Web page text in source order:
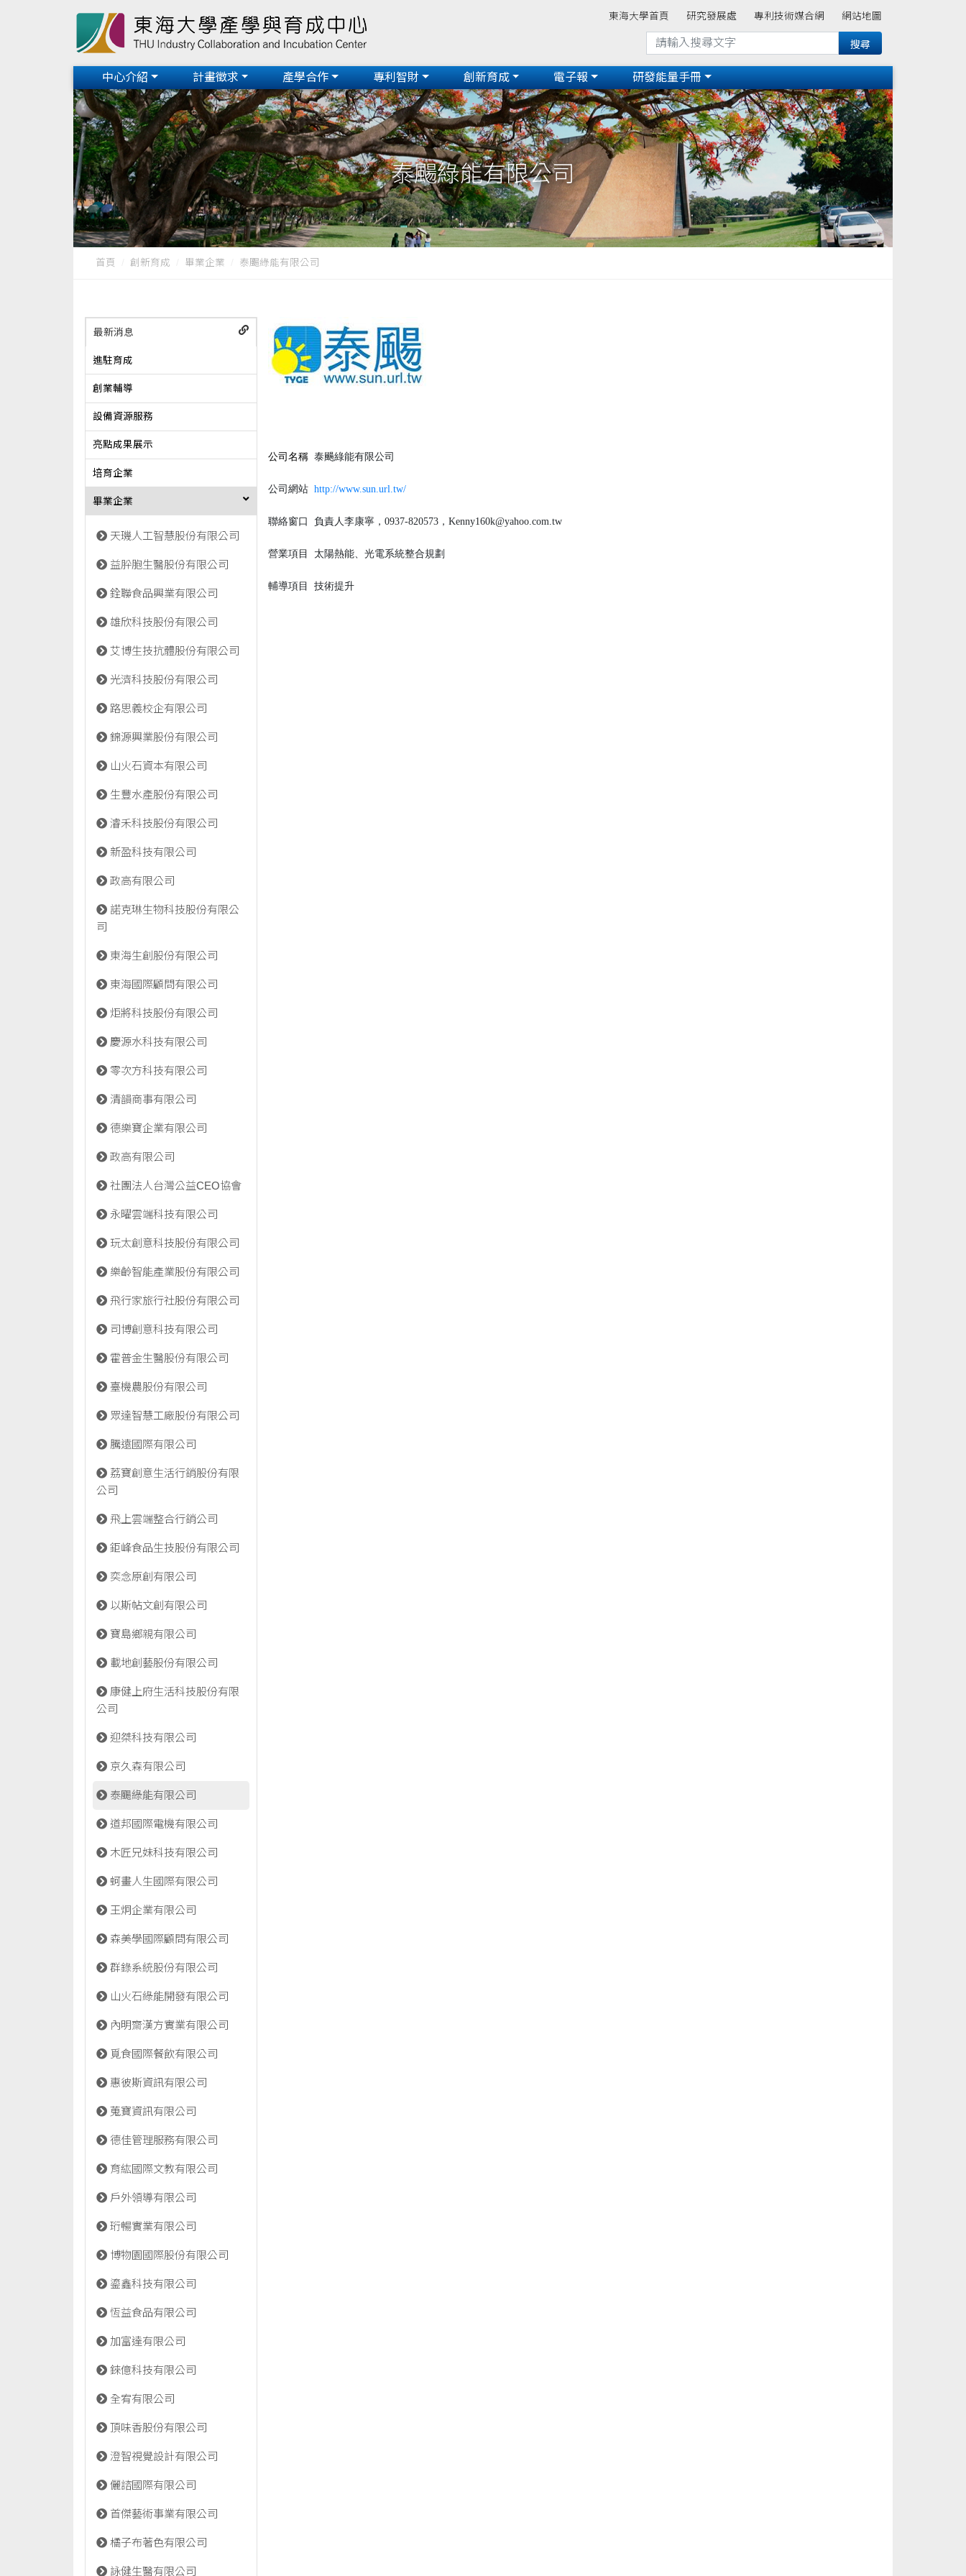
東海大學首頁 研究發展處 專利技術媒合網 網站地圖
中心介紹 計畫徵求 產學合作 專利智財 創新育成 電子報 研發能量手冊
泰颺綠能有限公司
首頁 創新育成 畢業企業 泰颺綠能有限公司
最新消息
進駐育成
創業輔導
設備資源服務
亮點成果展示
培育企業
畢業企業
天璣人工智慧股份有限公司
益肸胞生醫股份有限公司
銓聯食品興業有限公司
雄欣科技股份有限公司
艾博生技抗體股份有限公司
光濟科技股份有限公司
路思義校企有限公司
錦源興業股份有限公司
山火石資本有限公司
生豐水產股份有限公司
濬禾科技股份有限公司
新盈科技有限公司
政高有限公司
諾克琳生物科技股份有限公
司
東海生創股份有限公司
東海國際顧問有限公司
炬將科技股份有限公司
慶源水科技有限公司
零次方科技有限公司
清韻商事有限公司
德樂寶企業有限公司
政高有限公司
社團法人台灣公益CEO協會
永曜雲端科技有限公司
玩太創意科技股份有限公司
樂齡智能產業股份有限公司
飛行家旅行社股份有限公司
司博創意科技有限公司
霍普金生醫股份有限公司
臺機農股份有限公司
眾達智慧工廠股份有限公司
騰遠國際有限公司
荔寶創意生活行銷股份有限
公司
飛上雲端整合行銷公司
鉅峰食品生技股份有限公司
奕念原創有限公司
以斯帖文創有限公司
寶島鄉親有限公司
載地創藝股份有限公司
康健上府生活科技股份有限
公司
迎桀科技有限公司
京久森有限公司
泰颺綠能有限公司
道邦國際電機有限公司
木匠兄妹科技有限公司
蚵畫人生國際有限公司
王炯企業有限公司
森美學國際顧問有限公司
群錄系統股份有限公司
山火石綠能開發有限公司
內明齋漢方實業有限公司
覓食國際餐飲有限公司
惠彼斯資訊有限公司
蒐寶資訊有限公司
德佳管理服務有限公司
育紘國際文教有限公司
戶外領導有限公司
珩暢實業有限公司
博物園國際股份有限公司
鎏鑫科技有限公司
恆益食品有限公司
加富達有限公司
錸億科技有限公司
全宥有限公司
頂味香股份有限公司
澄智視覺設計有限公司
儷諮國際有限公司
首傑藝術事業有限公司
橘子布著色有限公司
詠健生醫有限公司
公司名稱 泰颺綠能有限公司
公司網站 http://www.sun.url.tw/
聯絡窗口 負責人李康寧，0937-820573，Kenny160k@yahoo.com.tw
營業項目 太陽熱能、光電系統整合規劃
輔導項目 技術提升